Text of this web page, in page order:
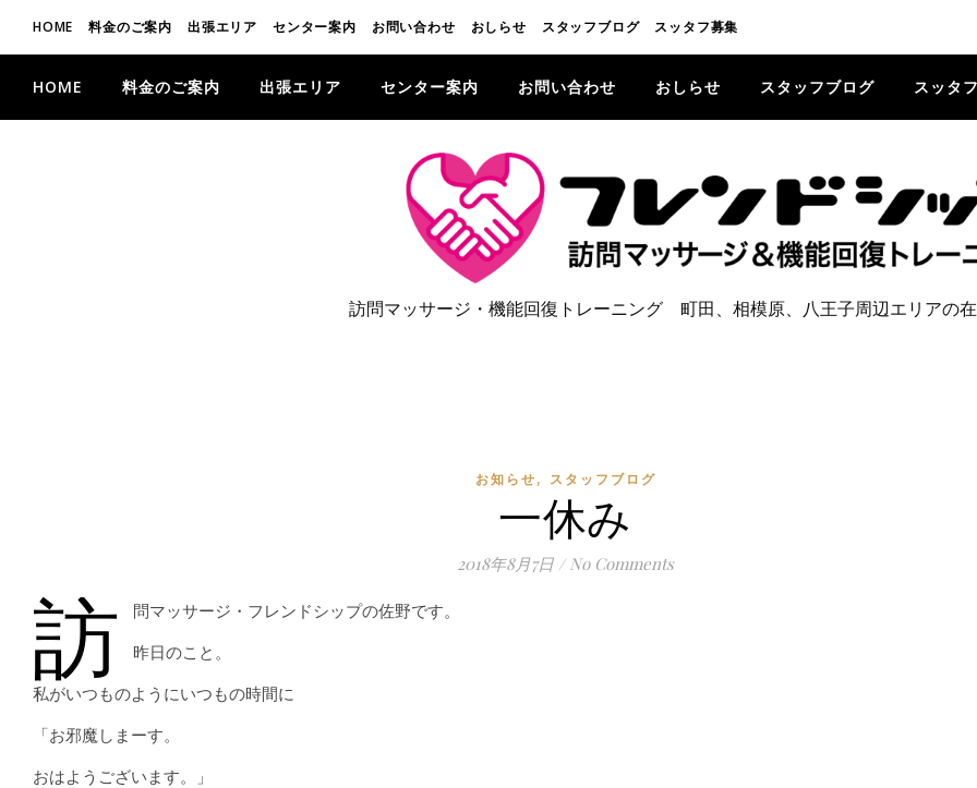
HOME 料金のご案内 出張エリア センター案内 お問い合わせ おしらせ スタッフブログ スッタフ募集
HOME 料金のご案内 出張エリア センター案内 お問い合わせ おしらせ スタッフブログ スッタ
訪問マッサージ・機能回復トレーニング 町田、相模原、八王子周辺エリアの
お知らせ, スタッフブログ
一休み
2018年8月7日 / No Comments
訪
問マッサージ・フレンドシップの佐野です。
昨日のこと。
私がいつものようにいつもの時間に
「お邪魔しまーす。
おはようございます。」